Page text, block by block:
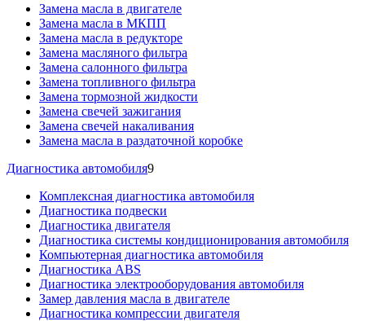
Замена масла в двигателе
Замена масла в МКПП
Замена масла в редукторе
Замена масляного фильтра
Замена салонного фильтра
Замена топливного фильтра
Замена тормозной жидкости
Замена свечей зажигания
Замена свечей накаливания
Замена масла в раздаточной коробке
Диагностика автомобиля9
Комплексная диагностика автомобиля
Диагностика подвески
Диагностика двигателя
Диагностика системы кондиционирования автомобиля
Компьютерная диагностика автомобиля
Диагностика ABS
Диагностика электрооборудования автомобиля
Замер давления масла в двигателе
Диагностика компрессии двигателя